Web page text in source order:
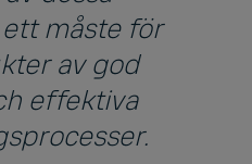
måste för
av god
effektiva